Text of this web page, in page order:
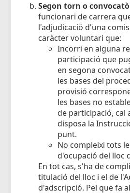
Segon torn o
funcionari de carrera
l'adjudicació d'una
caràcter voluntari que:
Incorri en alguna
participació que
en segona
les bases del
provisió
les bases no
de participació, cal
disposa la
punt.
No compleixi tots
d'ocupació del lloc
En tot cas, s'ha de
titulació del lloc i el de
d'adscripció. Pel que fa